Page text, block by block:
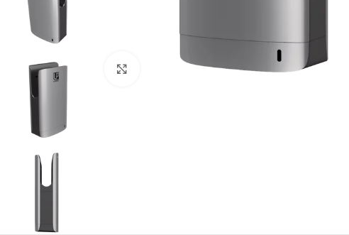
Clique para ampliar